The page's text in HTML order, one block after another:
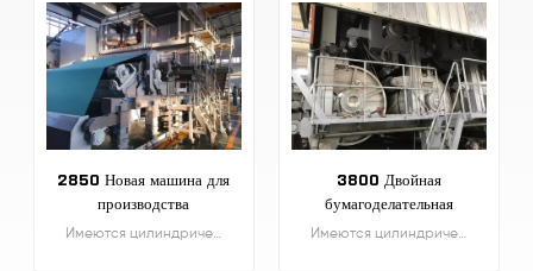
2850 Новая машина для
производства
папиросной бумаги Имеются цилиндрические формовочные машины, высокоскоростные машины нового серповидного дизайна и машины для изготовления папиросной бумаги с проволокой Fourdrinier, грузоподъемностью от 1 тонны до 30 тонн с различной конструкцией.
3800 Двойная
бумагоделательная
машина для
Имеются цилиндрические формовочные машины, высокоскоростные машины нового серповидного дизайна и машины для изготовления папиросной бумаги с проволокой Fourdrinier, грузоподъемностью от 1 тонны до 30 тонн с различной конструкцией.